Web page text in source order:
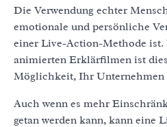
Die Verwendung echter
emotionale und persönliche
einer Live-Action-Methode ist.
animierten Erklärfilmen ist
Möglichkeit, Ihr Unternehmen
Auch wenn es mehr
getan werden kann, kann eine